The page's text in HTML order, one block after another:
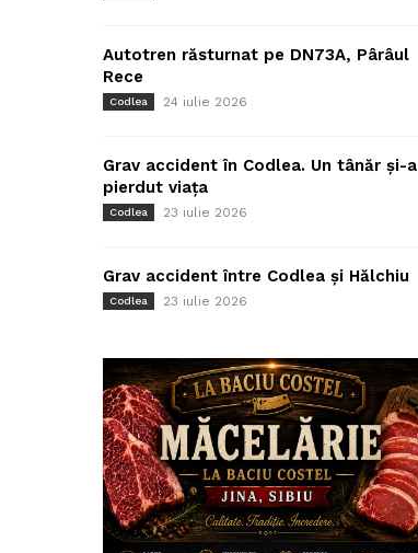
Autotren răsturnat pe DN73A, Pârâul
Rece
Codlea 24 iulie 2026
Grav accident în Codlea. Un tânăr și-a
pierdut viața
Codlea 23 iulie 2026
Grav accident între Codlea și Hălchiu
Codlea 23 iulie 2026